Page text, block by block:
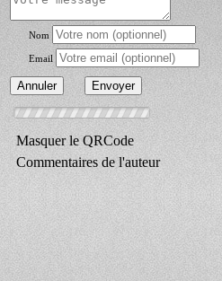
Nom
Email
Masquer le QRCode
Commentaires de l'auteur